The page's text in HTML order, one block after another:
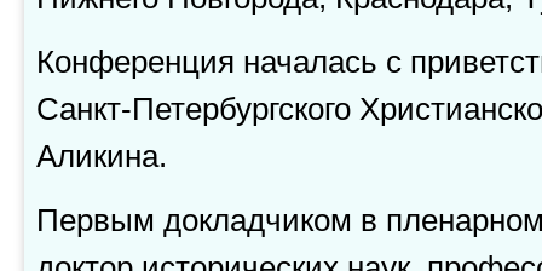
Конференция началась с
Санкт-Петербургского
Аликина.
Первым докладчиком в